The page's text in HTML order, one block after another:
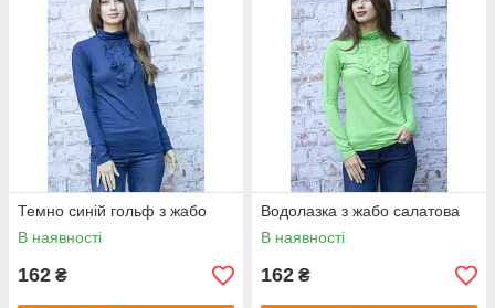
Темно синій гольф з жабо
В наявності
162 ₴
Водолазка з жабо салатова
В наявності
162 ₴